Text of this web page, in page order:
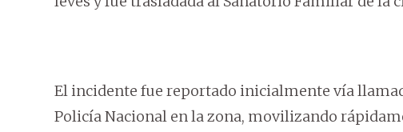
El incidente fue reportado inicialmente vía
Policía Nacional en la zona, movilizando